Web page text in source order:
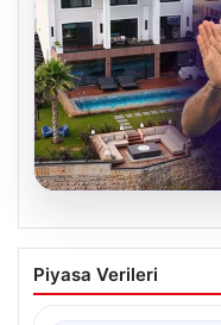
08.08.2026
Salah’ın
villa belli oldu!
Piyasa Verileri